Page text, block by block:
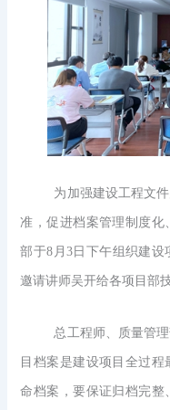
为加强建设工程文
准，促进档案管理制度化
部于8月3日下午组织建设
邀请讲师吴开给各项目部
总工程师、质量管
目档案是建设项目全过
命档案，要保证归档完整